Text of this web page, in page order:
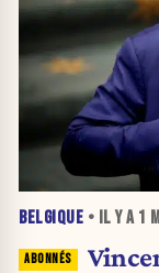
BELGIQUE • IL Y A 1